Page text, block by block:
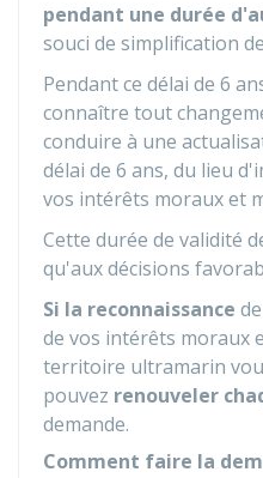
pendant une durée
souci de simplification
Pendant ce délai de 6
connaître tout
conduire à une
délai de 6 ans, du lieu
vos intérêts moraux et
Cette durée de validité
qu'aux décisions
Si la reconnaissance
de vos intérêts moraux
territoire ultramarin
pouvez renouveler
demande.
Comment faire la